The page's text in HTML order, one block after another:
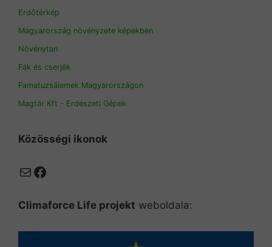
Erdőtérkép
Magyarország növényzete képekben
Növénytan
Fák és cserjék
Famatuzsálemek Magyarországon
Magtár Kft - Erdészeti Gépek
Közösségi ikonok
MailFacebook
Climaforce Life projekt weboldala: